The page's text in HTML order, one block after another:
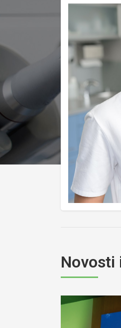
Novosti